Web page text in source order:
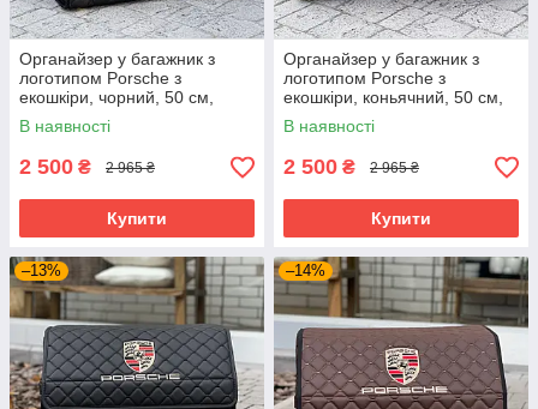
Органайзер у багажник з
логотипом Porsche з
екошкіри, чорний, 50 см,
автоорганайзер
В наявності
2 500 ₴ 2 965 ₴
Купити
Органайзер у багажник з
логотипом Porsche з
екошкіри, коньячний, 50 см,
автоорганайзер
В наявності
2 500 ₴ 2 965 ₴
Купити
–13% –14%